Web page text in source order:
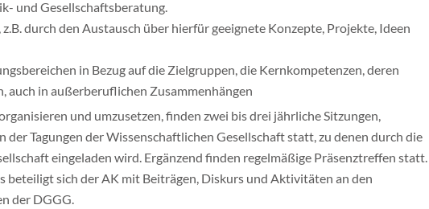
und Gesellschaftsberatung.
durch den Austausch über hierfür geeignete Konzepte, Projekte, Ideen
in Bezug auf die Zielgruppen, die Kernkompetenzen, deren
auch in außerberuflichen Zusammenhängen
und umzusetzen, finden zwei bis drei jährliche Sitzungen,
der Tagungen der Wissenschaftlichen Gesellschaft statt, zu denen durch die
eingeladen wird. Ergänzend finden regelmäßige Präsenztreffen statt.
beteiligt sich der AK mit Beiträgen, Diskurs und Aktivitäten an den
der DGGG.